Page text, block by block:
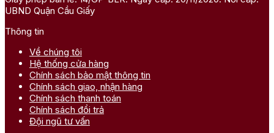
UBND Quận Cầu Giấy
Thông tin
Về chúng tôi
Hệ thống cửa hàng
Chính sách bảo mật thông tin
Chính sách giao, nhận hàng
Chính sách thanh toán
Chính sách đổi trả
Đội ngũ tư vấn